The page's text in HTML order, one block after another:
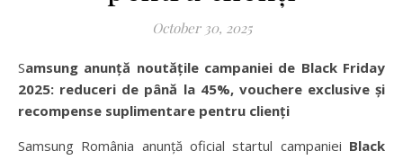
October 30, 2025
Samsung anunță noutățile campaniei de Black Friday
2025: reduceri de până la 45%, vouchere exclusive și
recompense suplimentare pentru clienți
Samsung România anunță oficial startul campaniei Black